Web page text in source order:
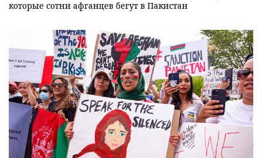
которые сотни афганцев бегут в Пакистан